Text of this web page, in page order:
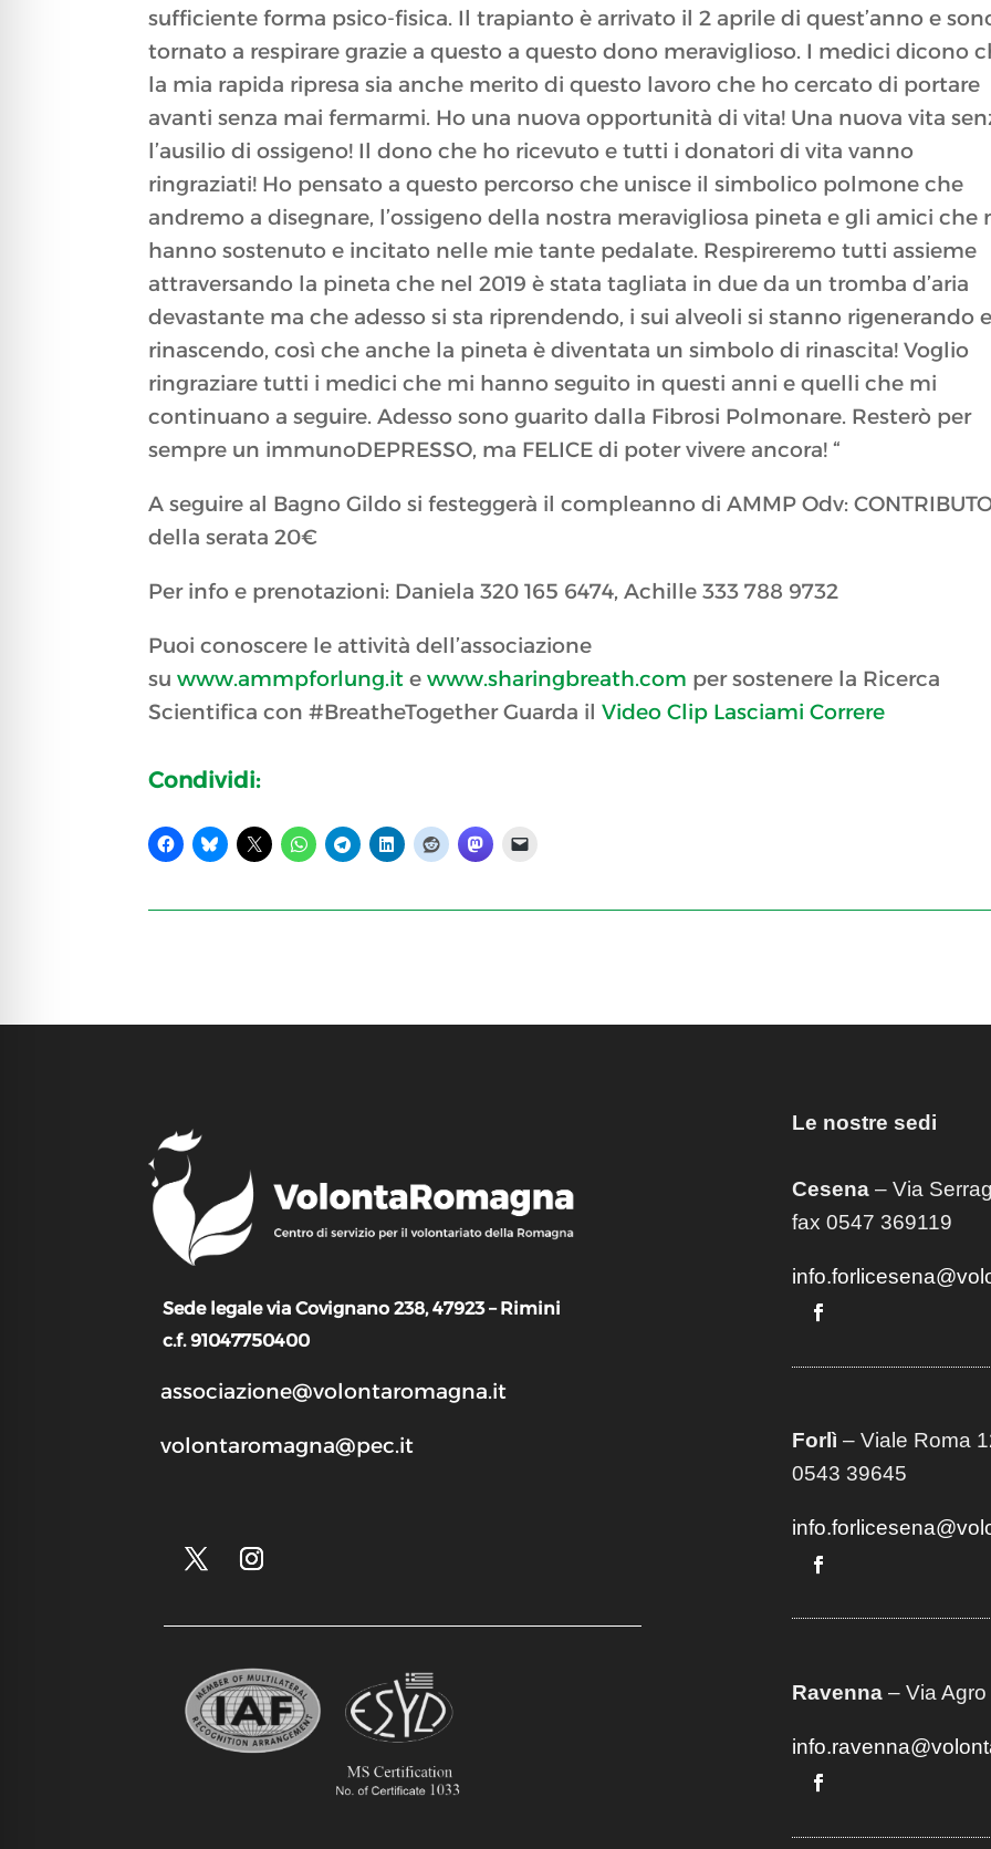
sufficiente forma psico-fisica. Il trapianto è arrivato il 2 aprile di quest’anno e
tornato a respirare grazie a questo a questo dono meraviglioso. I medici dicono
la mia rapida ripresa sia anche merito di questo lavoro che ho cercato di portare
avanti senza mai fermarmi. Ho una nuova opportunità di vita! Una nuova vita
l’ausilio di ossigeno! Il dono che ho ricevuto e tutti i donatori di vita vanno
ringraziati! Ho pensato a questo percorso che unisce il simbolico polmone che
andremo a disegnare, l’ossigeno della nostra meravigliosa pineta e gli amici che
hanno sostenuto e incitato nelle mie tante pedalate. Respireremo tutti assieme
attraversando la pineta che nel 2019 è stata tagliata in due da un tromba d’aria
devastante ma che adesso si sta riprendendo, i sui alveoli si stanno rigenerando e
rinascendo, così che anche la pineta è diventata un simbolo di rinascita! Voglio
ringraziare tutti i medici che mi hanno seguito in questi anni e quelli che mi
continuano a seguire. Adesso sono guarito dalla Fibrosi Polmonare. Resterò per
sempre un immunoDEPRESSO, ma FELICE di poter vivere ancora! “
A seguire al Bagno Gildo si festeggerà il compleanno di AMMP Odv:
della serata 20€
Per info e prenotazioni: Daniela 320 165 6474, Achille 333 788 9732
Puoi conoscere le attività dell’associazione
suwww.ammpforlung.it ewww.sharingbreath.com per sostenere la Ricerca
Scientifica con #BreatheTogether Guarda ilVideo Clip Lasciami Correre
Condividi:
Sede legale via Covignano 238, 47923 – Rimini
c.f. 91047750400
associazione@volontaromagna.it
volontaromagna@pec.it
Le nostre sedi
Cesena– Via
fax 0547 369119
Forlì – Viale Roma
0543 39645
Ravenna– Via Agro